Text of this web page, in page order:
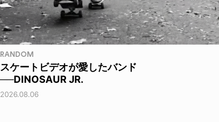
RANDOM
スケートビデオが愛したバンド
──DINOSAUR JR.
2026.08.06